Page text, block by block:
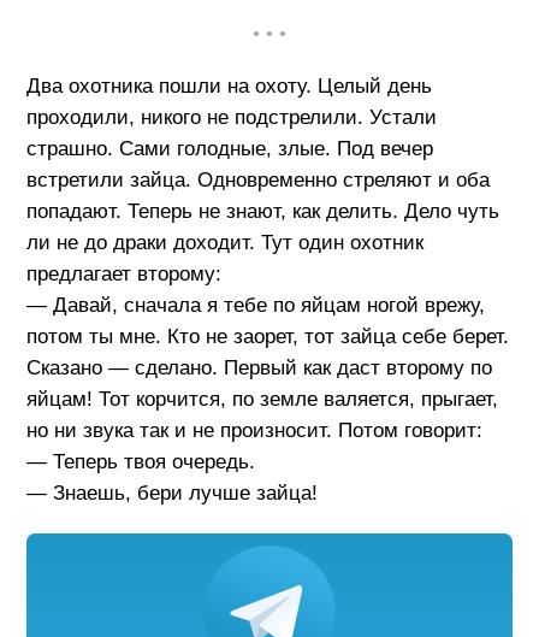
• • •
Два охотника пошли на охоту. Целый день
проходили, никого не подстрелили. Устали
страшно. Сами голодные, злые. Под вечер
встретили зайца. Одновременно стреляют и оба
попадают. Теперь не знают, как делить. Дело чуть
ли не до драки доходит. Тут один охотник
предлагает второму:
— Давай, сначала я тебе по яйцам ногой врежу,
потом ты мне. Кто не заорет, тот зайца себе берет.
Сказано — сделано. Первый как даст второму по
яйцам! Тот корчится, по земле валяется, прыгает,
но ни звука так и не произносит. Потом говорит:
— Теперь твоя очередь.
— Знаешь, бери лучше зайца!